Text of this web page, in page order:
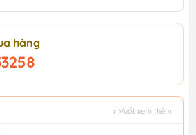
hàng
↕ Vuốt xem thêm